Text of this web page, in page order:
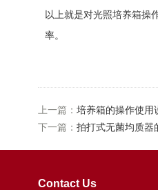
以上就是对光照培养箱操
率。
上一篇： 培养箱的操作使用
下一篇： 拍打式无菌均质器
Contact Us